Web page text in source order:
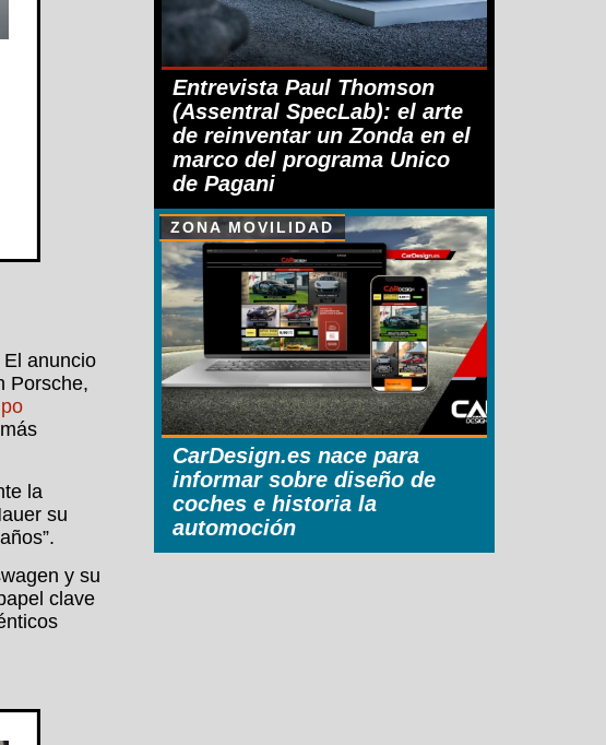
El anuncio
Porsche,
más
la
su
y su
clave
Entrevista Paul Thomson
(Assentral SpecLab): el arte
de reinventar un Zonda en el
marco del programa Unico
de Pagani
ZONA MOVILIDAD
CarDesign.es nace para
informar sobre diseño de
coches e historia la
automoción